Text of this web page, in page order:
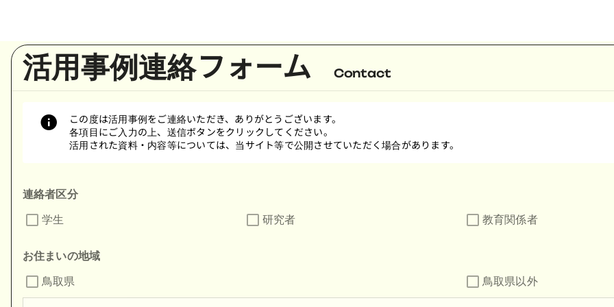
活用事例連絡フォーム Contact
この度は活用事例をご連絡いただき、ありがとうございます。
各項目にご入力の上、送信ボタンをクリックしてください。
活用された資料・内容等については、当サイト等で公開させていただく場合があります。
連絡者区分
学生
研究者 教育関係者
お住まいの地域
鳥取県
鳥取県以外